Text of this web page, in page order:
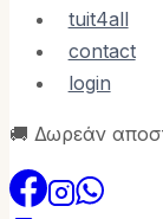
tuit4all
contact
login
🚚 Δωρεάν